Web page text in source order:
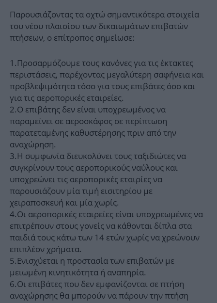
Παρουσιάζοντας τα οχτώ σημαντικότερα στοιχεία
του νέου πλαισίου των δικαιωμάτων επιβατών
πτήσεων, ο επίτροπος σημείωσε:
1.Προσαρμόζουμε τους κανόνες για τις έκτακτες
περιστάσεις, παρέχοντας μεγαλύτερη σαφήνεια και
προβλεψιμότητα τόσο για τους επιβάτες όσο και
για τις αεροπορικές εταιρείες.
2.Ο επιβάτης δεν είναι υποχρεωμένος να
παραμείνει σε αεροσκάφος σε περίπτωση
παρατεταμένης καθυστέρησης πριν από την
αναχώρηση.
3.Η συμφωνία διευκολύνει τους ταξιδιώτες να
συγκρίνουν τους αεροπορικούς ναύλους και
υποχρεώνει τις αεροπορικές εταιρίες να
παρουσιάζουν μία τιμή εισιτηρίου με
χειραποσκευή και μία χωρίς.
4.Οι αεροπορικές εταιρείες είναι υποχρεωμένες να
επιτρέπουν στους γονείς να κάθονται δίπλα στα
παιδιά τους κάτω των 14 ετών χωρίς να χρεώνουν
επιπλέον χρήματα.
5.Ενισχύεται η προστασία των επιβατών με
μειωμένη κινητικότητα ή αναπηρία.
6.Οι επιβάτες που δεν εμφανίζονται σε πτήση
αναχώρησης θα μπορούν να πάρουν την πτήση